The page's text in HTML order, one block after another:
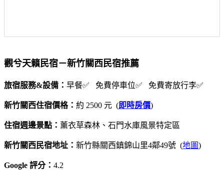
觀兮天籟民宿－新竹關西民宿推薦
旅宿服務&設備： 早餐✅ 免費停車位✅ 免費寄放行李✅
新竹關西住宿價格： 約 2500 元 (即時房價)
住宿週邊景點： 薰衣草森林、石門水庫風景特定區
新竹關西民宿地址： 新竹縣關西鎮錦山里4鄰49號 (地圖)
Google 評分： 4.2